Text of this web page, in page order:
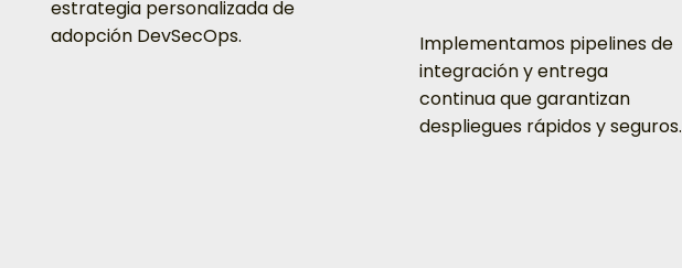
estrategia personalizada de
adopción DevSecOps.
Implementamos pipelines de
integración y entrega
continua que garantizan
despliegues rápidos y seguros.